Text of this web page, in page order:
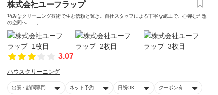
株式会社ユーフラップ
巧みなクリーニング技術で生む信頼と輝き。自社スタッフによる丁寧な施工で、心弾む理想
の空間へ――。
3.07
ハウスクリーニング
出張・訪問専門 ネット予約 日祝OK クーポン有